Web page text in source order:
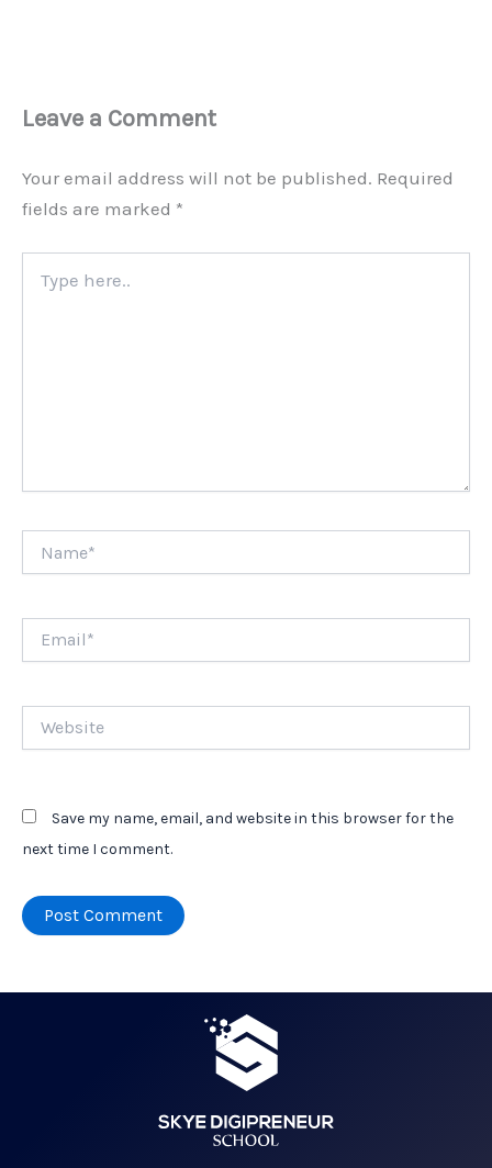
Leave a Comment
Your email address will not be published. Required
fields are marked *
here..
Save my name, email, and website in this browser for the
next time I comment.